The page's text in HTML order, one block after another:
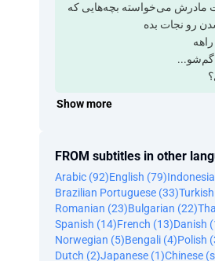
‫مادرش می‌خواسته بچه‌هایی که
رو نجات بده
گم‌شو...
خواهش می‌کنم!
برگردم خونه
سعی می‌کرد به کریستوفر
Show more
FROM subtitles in other
Arabic (92)English (79)
Brazilian Portuguese (33)
Romanian (23)Bulgarian (22)
Spanish (14)French (13)Danish
Norwegian (5)Bengali (4)Polish
Dutch (2)Japanese (1)Chinese